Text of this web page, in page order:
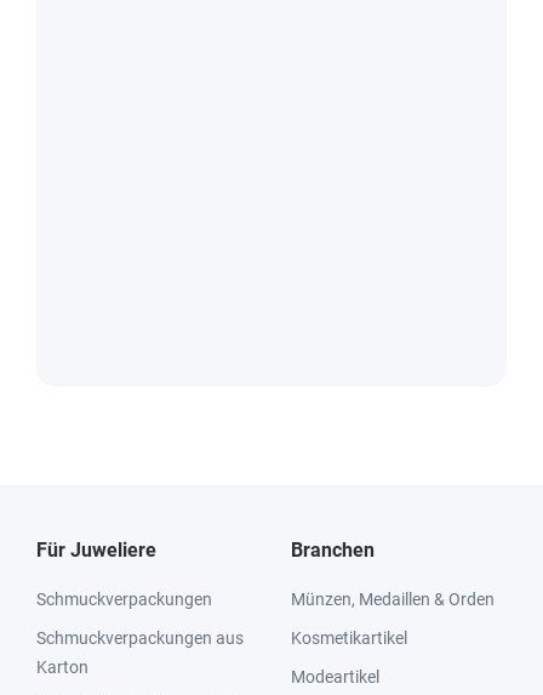
Für Juweliere
Schmuckverpackungen
Schmuckverpackungen aus
Karton
Branchen
Münzen, Medaillen & Orden
Kosmetikartikel
Modeartikel